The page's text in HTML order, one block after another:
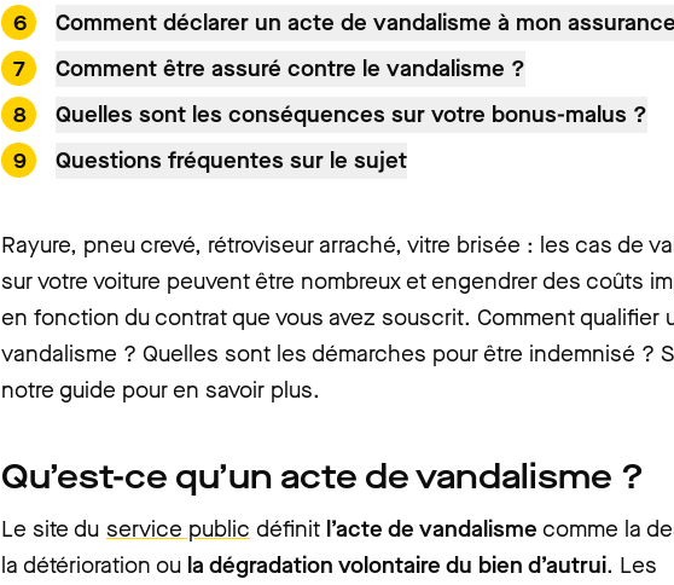
Comment déclarer un acte de vandalisme à mon
Comment être assuré contre le vandalisme ?
Quelles sont les conséquences sur votre bonus-malus ?
Questions fréquentes sur le sujet
Rayure, pneu crevé, rétroviseur arraché, vitre brisée : les cas de
sur votre voiture peuvent être nombreux et engendrer des coûts
en fonction du contrat que vous avez souscrit. Comment qualifier
vandalisme ? Quelles sont les démarches pour être indemnisé ?
notre guide pour en savoir plus.
Qu’est-ce qu’un acte de vandalisme ?
Le site du service public définit l’acte de vandalisme comme la
la détérioration ou la dégradation volontaire du bien d’autrui. Les